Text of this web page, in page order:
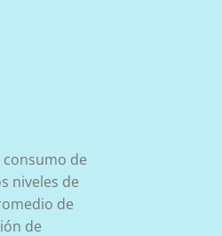
de
niveles de
de
de